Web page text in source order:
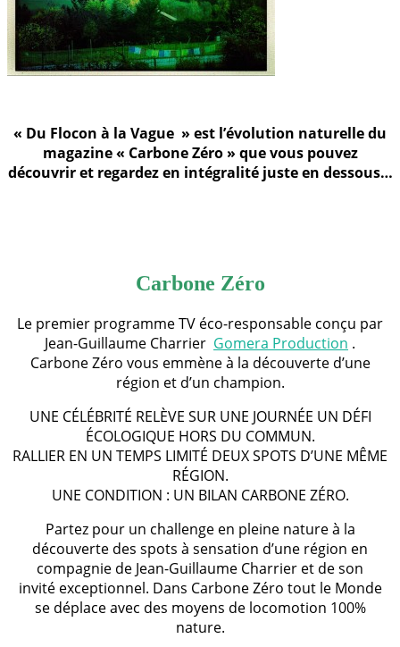
« Du Flocon à la Vague » est l’évolution naturelle du
magazine « Carbone Zéro » que vous pouvez
découvrir et regardez en intégralité juste en dessous…
Carbone Zéro
Le premier programme TV éco-responsable conçu par
Jean-Guillaume Charrier Gomera Production .
Carbone Zéro vous emmène à la découverte d’une
région et d’un champion.
UNE CÉLÉBRITÉ RELÈVE SUR UNE JOURNÉE UN DÉFI
ÉCOLOGIQUE HORS DU COMMUN.
RALLIER EN UN TEMPS LIMITÉ DEUX SPOTS D’UNE MÊME
RÉGION.
UNE CONDITION : UN BILAN CARBONE ZÉRO.
Partez pour un challenge en pleine nature à la
découverte des spots à sensation d’une région en
compagnie de Jean-Guillaume Charrier et de son
invité exceptionnel. Dans Carbone Zéro tout le Monde
se déplace avec des moyens de locomotion 100%
nature.